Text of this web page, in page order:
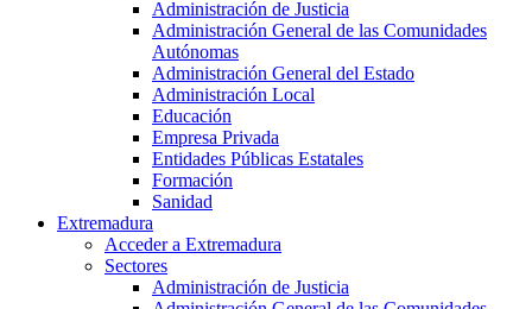
Administración de Justicia
Administración General de las Comunidades
Autónomas
Administración General del Estado
Administración Local
Educación
Empresa Privada
Entidades Públicas Estatales
Formación
Sanidad
Extremadura
Acceder a Extremadura
Sectores
Administración de Justicia